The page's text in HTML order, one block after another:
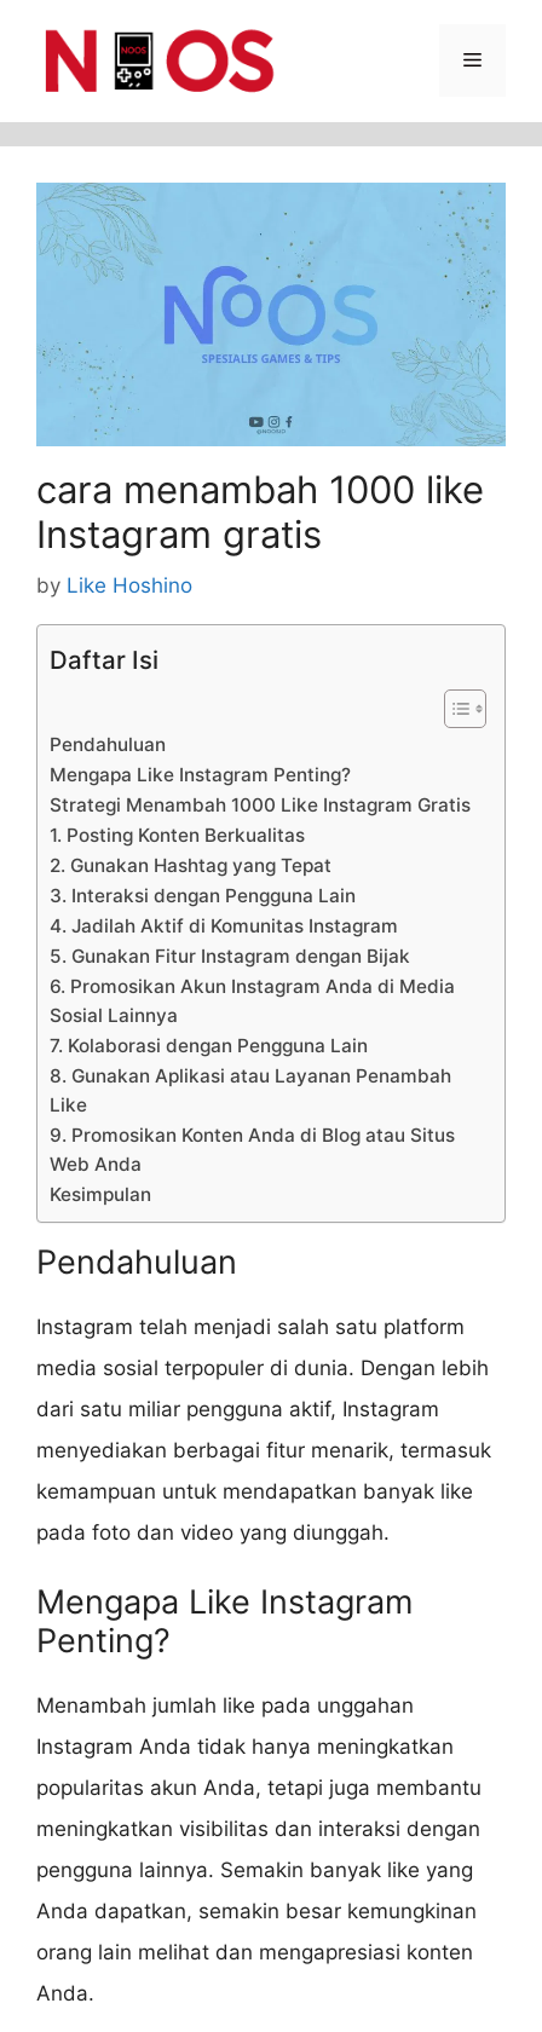
Menu
cara menambah 1000 like
Instagram gratis
by Like Hoshino
Daftar Isi
Pendahuluan
Mengapa Like Instagram Penting?
Strategi Menambah 1000 Like Instagram Gratis
1. Posting Konten Berkualitas
2. Gunakan Hashtag yang Tepat
3. Interaksi dengan Pengguna Lain
4. Jadilah Aktif di Komunitas Instagram
5. Gunakan Fitur Instagram dengan Bijak
6. Promosikan Akun Instagram Anda di Media
Sosial Lainnya
7. Kolaborasi dengan Pengguna Lain
8. Gunakan Aplikasi atau Layanan Penambah
Like
9. Promosikan Konten Anda di Blog atau Situs
Web Anda
Kesimpulan
Pendahuluan
Instagram telah menjadi salah satu platform
media sosial terpopuler di dunia. Dengan lebih
dari satu miliar pengguna aktif, Instagram
menyediakan berbagai fitur menarik, termasuk
kemampuan untuk mendapatkan banyak like
pada foto dan video yang diunggah.
Mengapa Like Instagram
Penting?
Menambah jumlah like pada unggahan
Instagram Anda tidak hanya meningkatkan
popularitas akun Anda, tetapi juga membantu
meningkatkan visibilitas dan interaksi dengan
pengguna lainnya. Semakin banyak like yang
Anda dapatkan, semakin besar kemungkinan
orang lain melihat dan mengapresiasi konten
Anda.